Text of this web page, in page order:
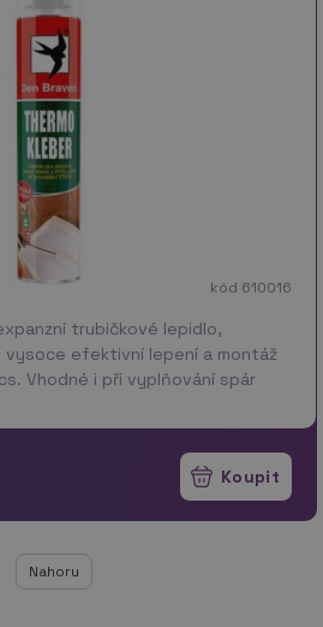
kód 610016
trubičkové lepidlo,
vysoce efektivní lepení a montáž
Vhodné i při vyplňování spár
Nahoru